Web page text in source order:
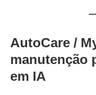
AutoCare /
manutenção
em IA